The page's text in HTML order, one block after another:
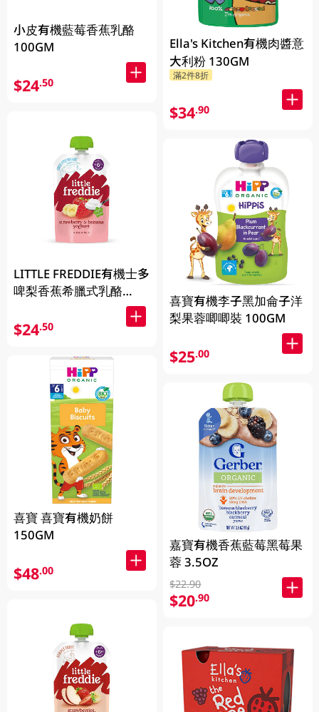
小皮有機藍莓香蕉乳酪
100GM
$24.50
LITTLE FREDDIE有機士多
啤梨香蕉希臘式乳酪
$24.50
喜寶 喜寶有機奶餅
150GM
$48.00
Ella's Kitchen有機肉醬意
大利粉 130GM
滿2件8折
$34.90
喜寶有機李子黑加侖子洋
梨果蓉唧唧裝 100GM
$25.00
嘉寶有機香蕉藍莓黑莓果
蓉 3.5OZ
$22.90
$20.90